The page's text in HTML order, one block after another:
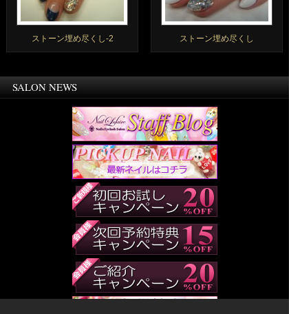
ストーン埋め尽くし-2 ストーン埋め尽くし
SALON NEWS